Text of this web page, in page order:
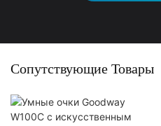
Сопутствующие Товары